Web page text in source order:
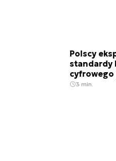
Polscy
standardy
3 min.